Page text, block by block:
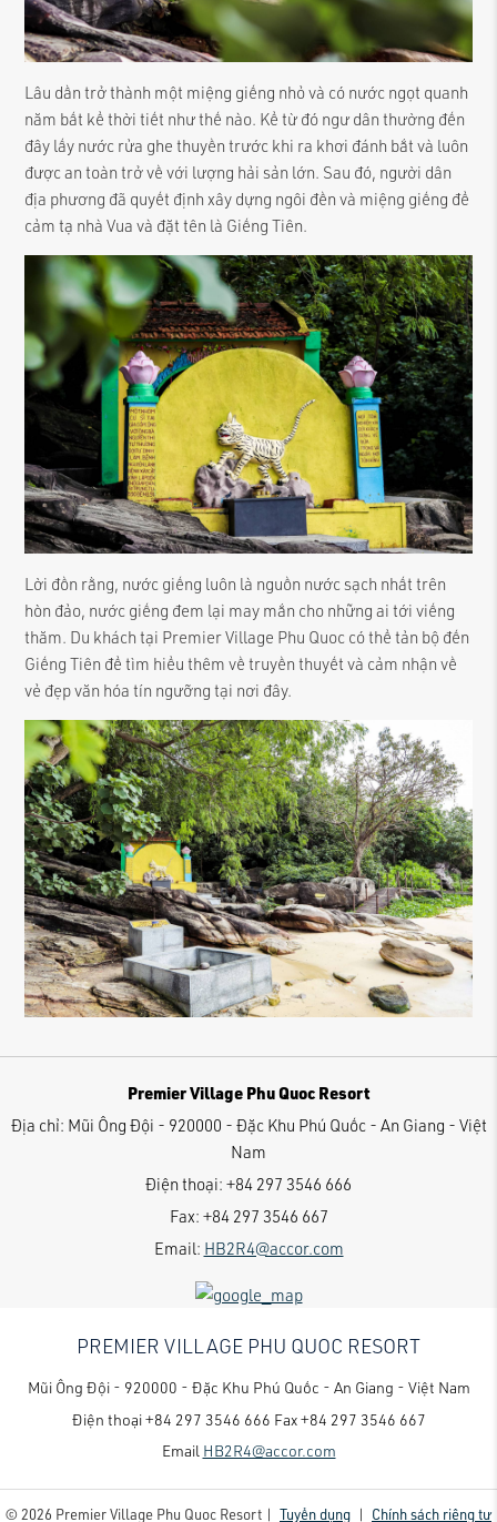
Lâu dần trở thành một miệng giếng nhỏ và có nước ngọt quanh
năm bất kể thời tiết như thế nào. Kể từ đó ngư dân thường đến
đây lấy nước rửa ghe thuyền trước khi ra khơi đánh bắt và luôn
được an toàn trở về với lượng hải sản lớn. Sau đó, người dân
địa phương đã quyết định xây dựng ngôi đền và miệng giếng để
cảm tạ nhà Vua và đặt tên là Giếng Tiên.
Lời đồn rằng, nước giếng luôn là nguồn nước sạch nhất trên
hòn đảo, nước giếng đem lại may mắn cho những ai tới viếng
thăm. Du khách tại Premier Village Phu Quoc có thể tản bộ đến
Giếng Tiên để tìm hiểu thêm về truyền thuyết và cảm nhận về
vẻ đẹp văn hóa tín ngưỡng tại nơi đây.
Premier Village Phu Quoc Resort
Địa chỉ: Mũi Ông Đội - 920000 - Đặc Khu Phú Quốc - An Giang - Việt
Nam
Điện thoại: +84 297 3546 666
Fax: +84 297 3546 667
Email: HB2R4@accor.com
PREMIER VILLAGE PHU QUOC RESORT
Mũi Ông Đội - 920000 - Đặc Khu Phú Quốc - An Giang - Việt Nam
Điện thoại+84 297 3546 666 Fax+84 297 3546 667
Email HB2R4@accor.com
© 2026 Premier Village Phu Quoc Resort | Tuyển dụng | Chính sách riêng tư